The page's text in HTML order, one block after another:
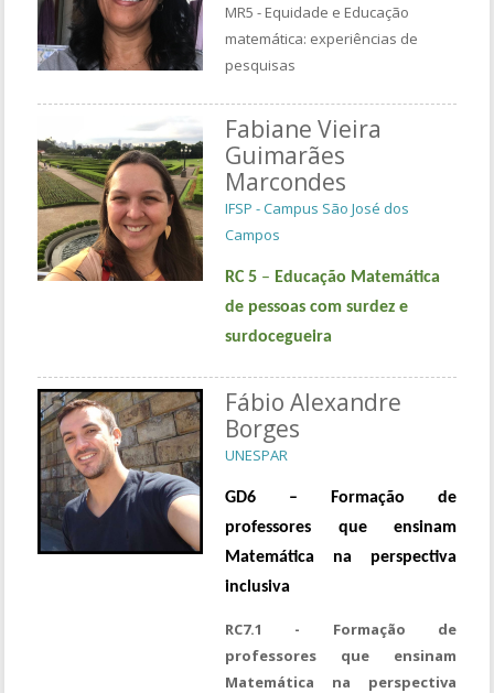
MR5 - Equidade e Educação
matemática: experiências de
pesquisas
Fabiane Vieira
Guimarães
Marcondes
IFSP - Campus São José dos
Campos
RC 5 – Educação Matemática
de pessoas com surdez e
surdocegueira
Fábio Alexandre
Borges
UNESPAR
GD6 – Formação de
professores que ensinam
Matemática na perspectiva
inclusiva
RC7.1 - Formação de
professores que ensinam
Matemática na perspectiva